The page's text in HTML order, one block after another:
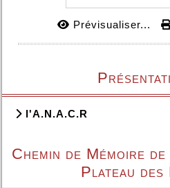
l'A.N.A.C.R
Chemin de Mémoire
Plateau des
Prévisualiser...